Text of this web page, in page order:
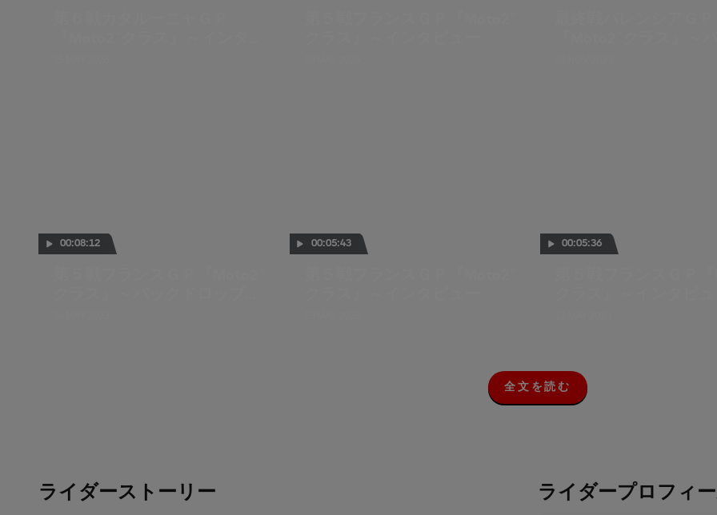
00:08:12 00:05:43 00:05:36
全
文
全文を読む
ライダープロフィ
ライダーストーリー